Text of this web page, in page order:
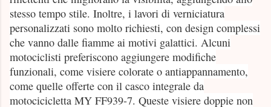
stesso tempo stile. Inoltre, i lavori di verniciatura
personalizzati sono molto richiesti, con design complessi
che vanno dalle fiamme ai motivi galattici. Alcuni
motociclisti preferiscono aggiungere modifiche
funzionali, come visiere colorate o antiappannamento,
come quelle offerte con il casco integrale da
motocicicletta MY FF939-7. Queste visiere doppie non